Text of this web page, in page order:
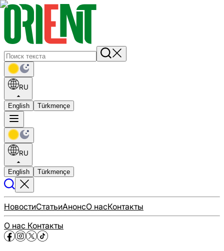
RU
English Türkmençe
RU
English Türkmençe
НовостиСтатьиАнонсО насКонтакты
О нас Контакты